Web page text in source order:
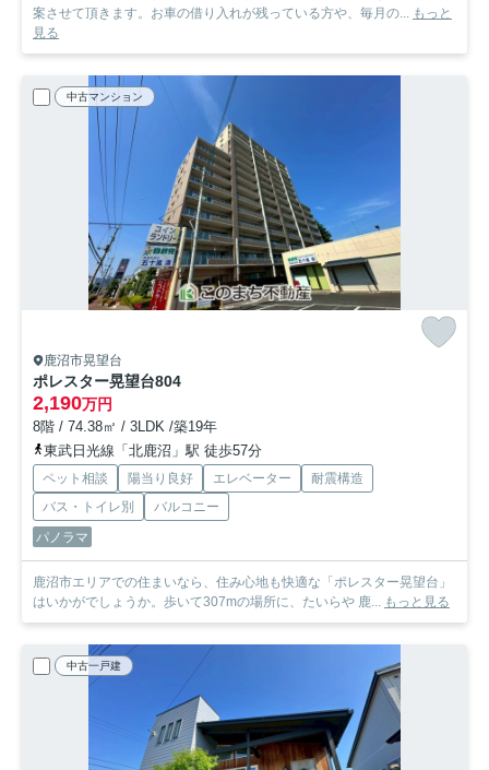
案させて頂きます。お車の借り入れが残っている方や、毎月の... もっと
見る
中古マンション
鹿沼市晃望台
ポレスター晃望台804
2,190万円
8階 / 74.38㎡ / 3LDK /築19年
東武日光線「北鹿沼」駅 徒歩57分
ペット相談 陽当り良好 エレベーター
耐震構造
バス・トイレ別
バルコニー
パノラマ
鹿沼市エリアでの住まいなら、住み心地も快適な「ポレスター晃望台」
はいかがでしょうか。歩いて307mの場所に、たいらや 鹿... もっと見る
中古一戸建